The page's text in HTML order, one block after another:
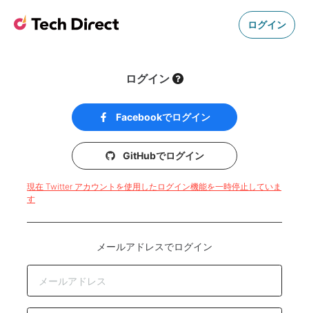
ログイン
ログイン
Facebookでログイン
GitHubでログイン
現在 Twitter アカウントを使用したログイン機能を一時停止していま
す
メールアドレスでログイン